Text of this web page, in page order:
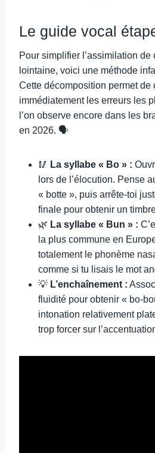
Le guide vocal
Pour simplifier l’assimilation de
lointaine, voici une méthode
Cette décomposition permet de
immédiatement les erreurs les
l’on observe encore dans les
en 2026. 🗣️
🥢 La syllabe « Bo » :
lors de l’élocution. Pense
« botte », puis arrête-toi
finale pour obtenir un
🌿 La syllabe « Bun » :
la plus commune en
totalement le phonème
comme si tu lisais le mot
💡 L’enchaînement :
fluidité pour obtenir « bo-
intonation relativement
trop forcer sur